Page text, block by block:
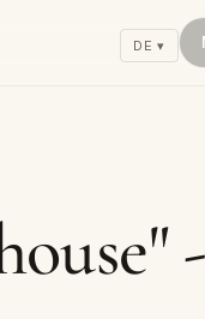
DE ▾
-